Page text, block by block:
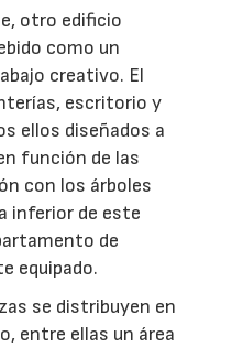
otro edificio
como un
creativo. El
escritorio y
ellos diseñados a
función de las
con los árboles
inferior de este
de
equipado.
se distribuyen en
entre ellas un área